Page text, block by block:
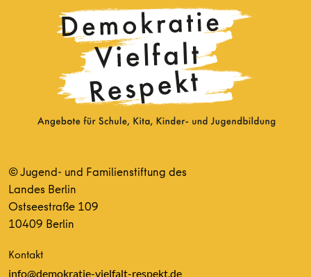
© Jugend- und Familienstiftung des
Landes Berlin
Ostseestraße 109
10409 Berlin
Kontakt
info@demokratie-vielfalt-respekt.de